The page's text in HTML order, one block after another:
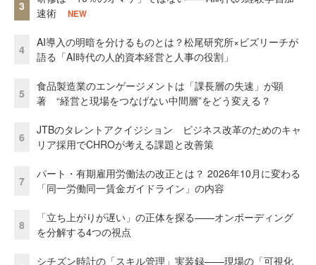
3
速術
NEW
4
AI導入の明暗を分けるものとは？松尾研究所×ビズリーチが
語る「AI時代の人的資本経営と人事の役割」
5
食品製造業のエンゲージメントは「課長層の失速」が顕
著 “経営と現場をつなげない中間層”をどう変える？
6
JTBのタレントアクイジション ビジネス改革のためのキャ
リア採用でCHROが考える課題と改善策
7
パート・有期雇用労働法の改正とは？ 2026年10月に変わる
「同一労働同一賃金ガイドライン」の内容
8
「立ち上がりが遅い」の正体を探る——オンボーディング
を分解する4つの視点
シチズン時計の「スキル管理」実装録——現場の「可視化